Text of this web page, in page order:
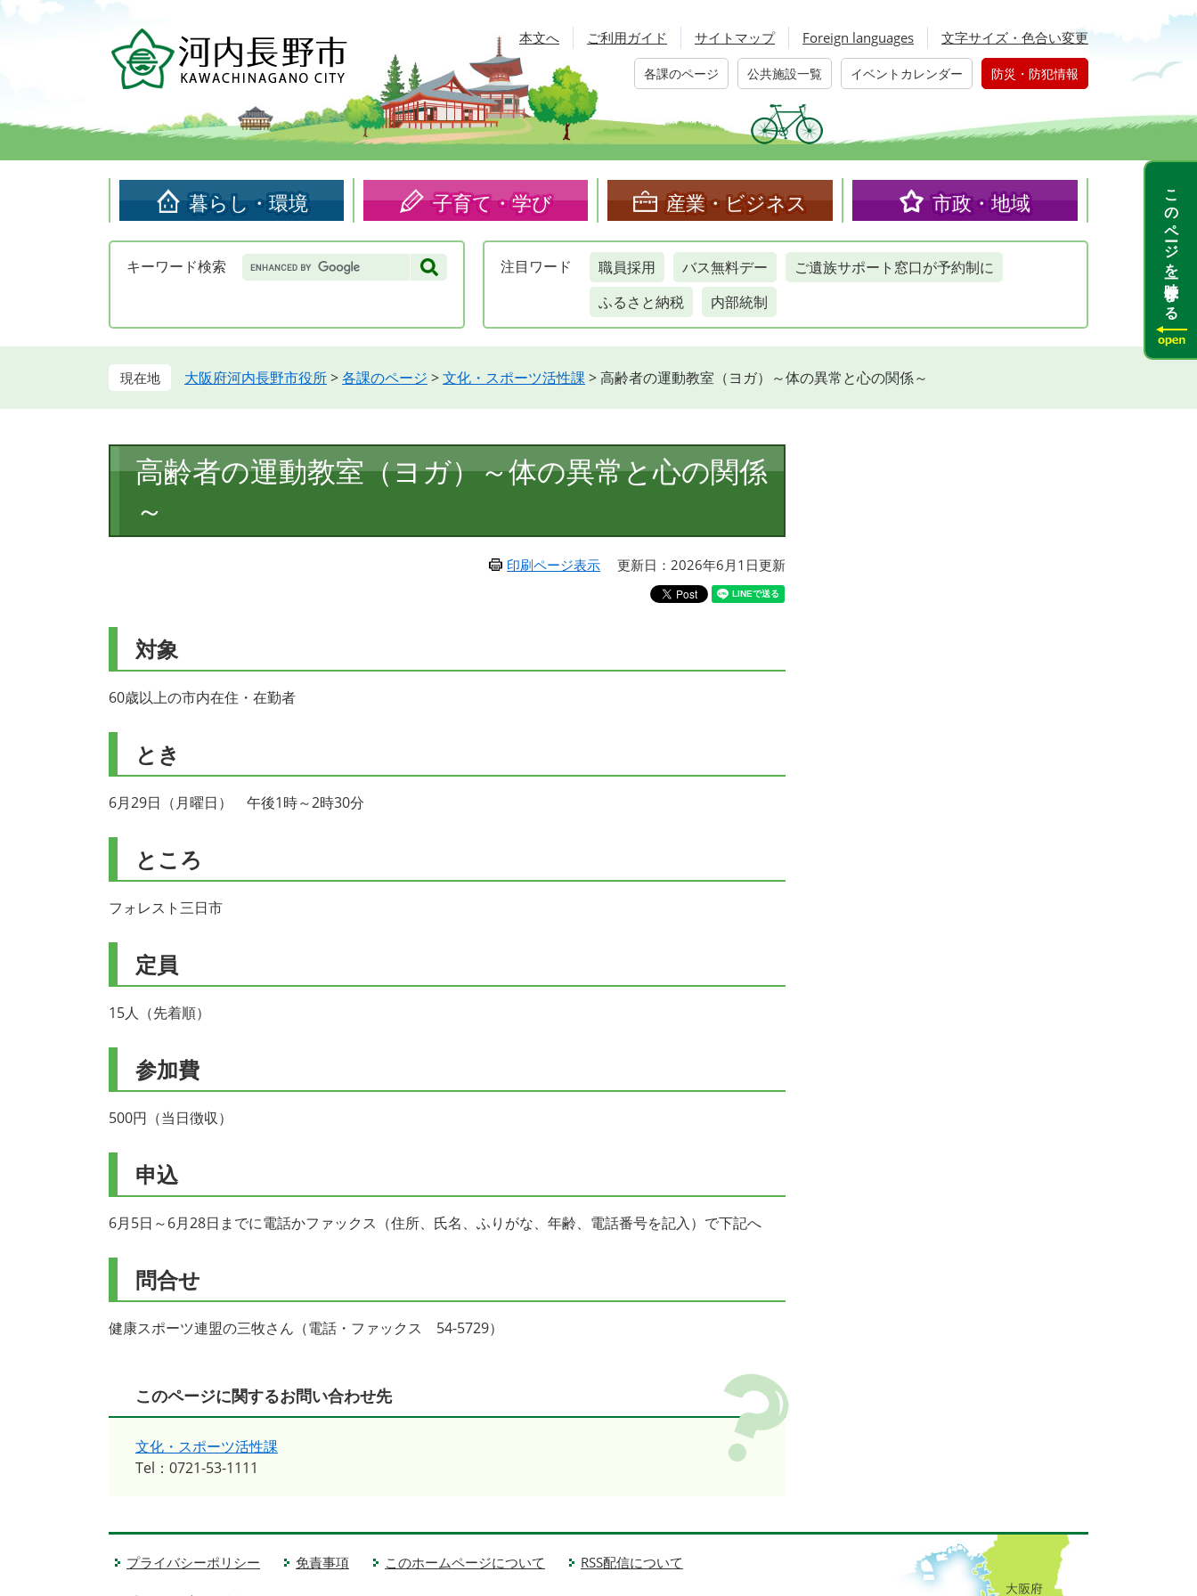
頭
す。
飛
し
本文へ ご利用ガイド サイトマップ Foreign languages 文字サイズ・色合い変更
各課のページ 公共施設一覧 イベントカレンダー 防災・防犯情報
暮らし・環境 子育て・学び 産業・ビジネス 市政・地域
キーワード検索 Google
カ
検
注目 ワード 職員採用 バス無料デー
ご遺族サポート窓口が予約制に
ふるさと納税
内部統制
大阪府河内長野市役所>各課のページ >文化・スポーツ活性課 >高齢者の運動教室（ヨガ）～体の異常と心の関係～
文
高齢者の運動教室（ヨガ）～体の異常と心の関係
～
印刷ページ表示 更新日：2026年6月1日更新
対象
60歳以上の市内在住・在勤者
とき
6月29日（月曜日） 午後1時～2時30分
ところ
フォレスト三日市
定員
15人（先着順）
参加費
500円（当日徴収）
申込
6月5日～6月28日までに電話かファックス（住所、氏名、ふりがな、年齢、電話番号を記入）で下記へ
問合せ
健康スポーツ連盟の三牧さん（電話・ファックス 54-5729）
このページに関するお問い合わせ先
文化・スポーツ活性課
Tel：0721-53-1111
プライバシーポリシー 免責事項 このホームページについて RSS配信について
このページを一時保存する